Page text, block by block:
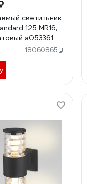
светильник
125 MR16,
a053361
18060865